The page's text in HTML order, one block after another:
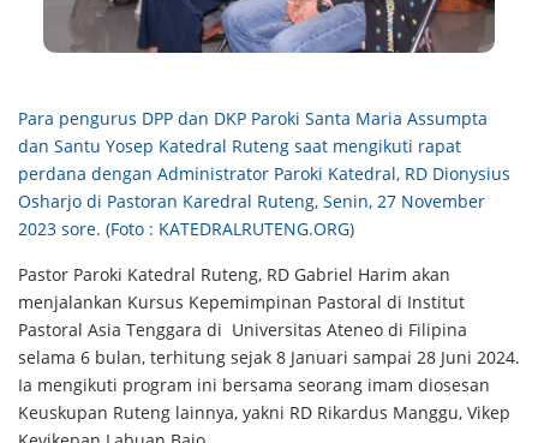
Para pengurus DPP dan DKP Paroki Santa Maria Assumpta
dan Santu Yosep Katedral Ruteng saat mengikuti rapat
perdana dengan Administrator Paroki Katedral, RD Dionysius
Osharjo di Pastoran Karedral Ruteng, Senin, 27 November
2023 sore. (Foto : KATEDRALRUTENG.ORG)
Pastor Paroki Katedral Ruteng, RD Gabriel Harim akan
menjalankan Kursus Kepemimpinan Pastoral di Institut
Pastoral Asia Tenggara di Universitas Ateneo di Filipina
selama 6 bulan, terhitung sejak 8 Januari sampai 28 Juni 2024.
Ia mengikuti program ini bersama seorang imam diosesan
Keuskupan Ruteng lainnya, yakni RD Rikardus Manggu, Vikep